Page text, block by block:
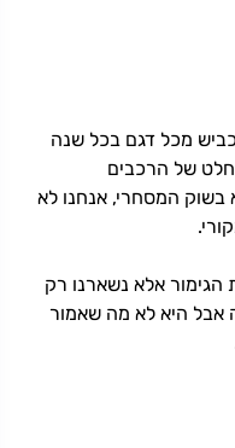
מכל דגם בכל שנה
של הרכבים
בשוק המסחרי, אנחנו לא
אלא נשארנו רק
אבל היא לא מה שאמור